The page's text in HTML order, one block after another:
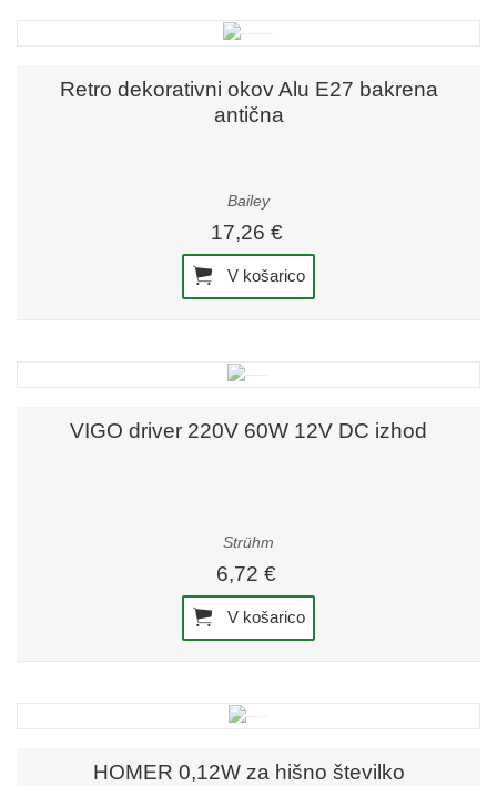
Retro dekorativni okov Alu E27 bakrena
antična
Bailey
17,26 €
V košarico
VIGO driver 220V 60W 12V DC izhod
Strühm
6,72 €
V košarico
HOMER 0,12W za hišno številko